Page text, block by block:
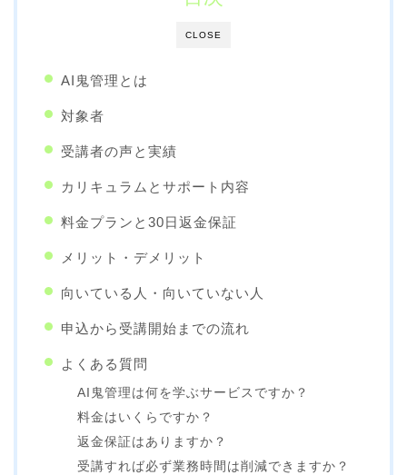
CLOSE
AI鬼管理とは
対象者
受講者の声と実績
カリキュラムとサポート内容
料金プランと30日返金保証
メリット・デメリット
向いている人・向いていない人
申込から受講開始までの流れ
よくある質問
AI鬼管理は何を学ぶサービスですか？
料金はいくらですか？
返金保証はありますか？
受講すれば必ず業務時間は削減できますか？